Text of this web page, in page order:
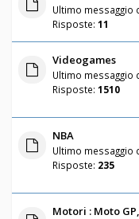
Ultimo messaggio
Risposte: 11
Videogames
Ultimo messaggio
Risposte: 1510
NBA
Ultimo messaggio
Risposte: 235
Motori : Moto